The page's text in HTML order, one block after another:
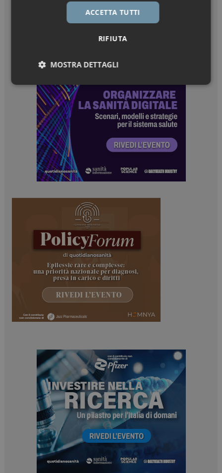
ACCETTA TUTTI
RIFIUTA
MOSTRA DETTAGLI
Necessari Marketing
I cookie necessari contribuiscono a rendere fruibile il
sito web abilitandone funzionalità di base quali la
protette del sito. Il sito web non è in grado di
funzionare correttamente senza questi cookie.
_ga
.dailyhealthindustry.it